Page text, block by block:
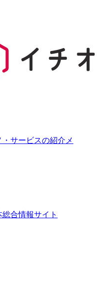
サービスの紹介メ
合情報サイト